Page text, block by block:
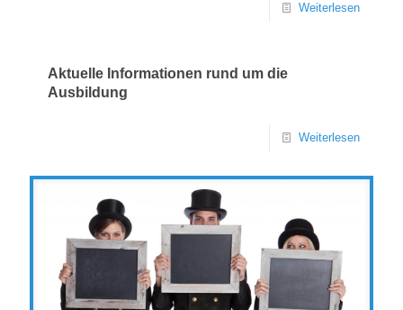
Weiterlesen
Aktuelle Informationen rund um die
Ausbildung
Weiterlesen